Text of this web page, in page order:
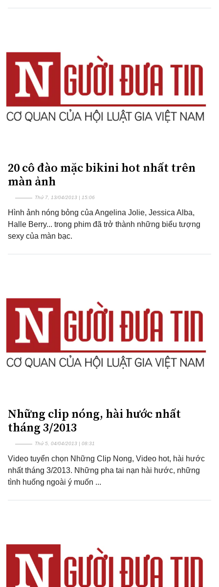
20 cô đào mặc bikini hot nhất trên
màn ảnh
Thứ 7, 13/04/2013 | 15:06
Hình ảnh nóng bỏng của Angelina Jolie, Jessica Alba,
Halle Berry... trong phim đã trở thành những biểu tượng
sexy của màn bạc.
Những clip nóng, hài hước nhất
tháng 3/2013
Thứ 5, 04/04/2013 | 08:31
Video tuyển chọn Những Clip Nong, Video hot, hài hước
nhất tháng 3/2013. Những pha tai nạn hài hước, những
tình huống ngoài ý muốn ...